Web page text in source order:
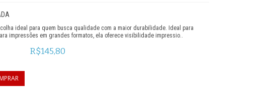
ideal para quem busca qualidade com a maior durabilidade. Ideal para
impressões em grandes formatos, ela oferece visibilidade impressio..
R$145,80